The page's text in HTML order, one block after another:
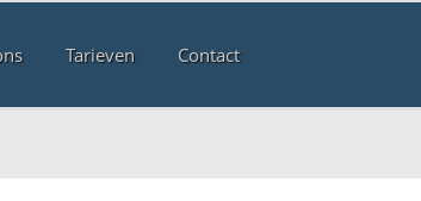
Tarieven Contact